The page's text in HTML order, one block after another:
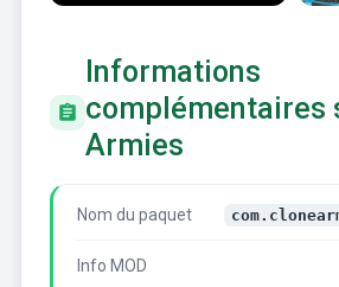
Informations
complémentaires
Armies
Nom du paquet
Info MOD